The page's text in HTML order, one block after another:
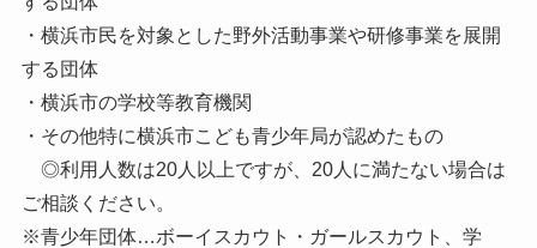
・横浜市民を対象とした野外活動事業や研修事業を展開
する団体
・横浜市の学校等教育機関
・その他特に横浜市こども青少年局が認めたもの
◎利用人数は20人以上ですが、20人に満たない場合は
ご相談ください。
※青少年団体…ボーイスカウト・ガールスカウト、学